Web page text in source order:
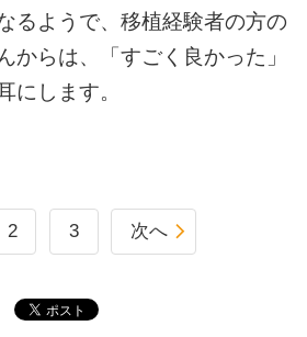
るようで、移植経験者の方の
からは、「すごく良かった」
にします。
2 3 次へ